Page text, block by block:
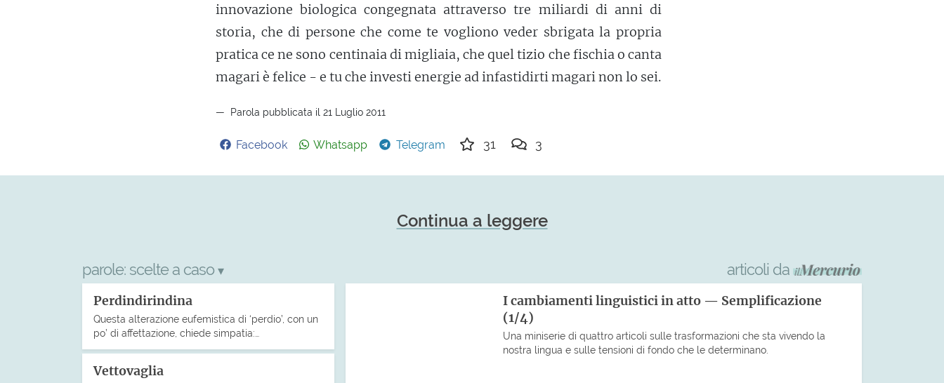
innovazione biologica congegnata attraverso tre miliardi di anni di
storia, che di persone che come te vogliono veder sbrigata la propria
pratica ce ne sono centinaia di migliaia, che quel tizio che fischia o canta
magari è felice - e tu che investi energie ad infastidirti magari non lo sei.
Parola pubblicata il 21 Luglio 2011
Facebook Whatsapp Telegram 31 3
Continua a leggere
parole: scelte a caso ▾
Perdindirindina
Questa alterazione eufemistica di ‘perdio’, con un
po’ di affettazione, chiede simpatia:…
Vettovaglia
articoli da
I cambiamenti linguistici in atto — Semplificazione
(1/4)
Una miniserie di quattro articoli sulle trasformazioni che sta vivendo la
nostra lingua e sulle tensioni di fondo che le determinano.